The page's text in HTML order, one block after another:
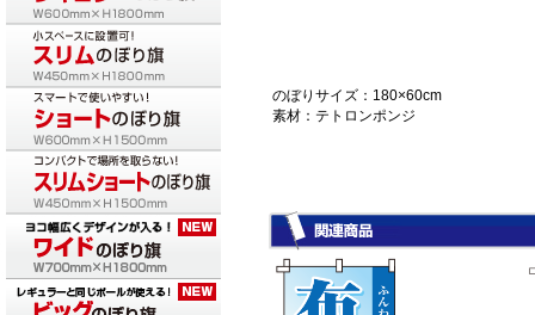
のぼりサイズ：180×60cm
素材：テトロンポンジ